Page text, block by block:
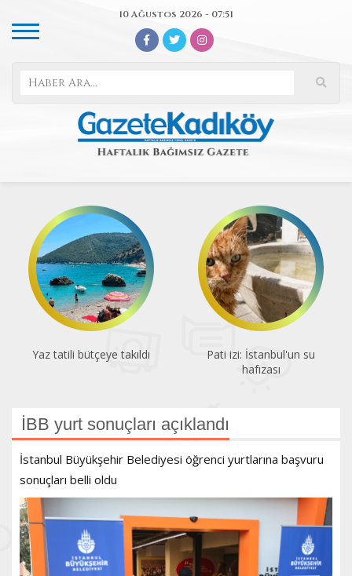
10 Ağustos 2026 - 07:51
Yaz tatili bütçeye takıldı
Pati izi: İstanbul'un su
hafızası
İBB yurt sonuçları açıklandı
İstanbul Büyükşehir Belediyesi öğrenci yurtlarına başvuru
sonuçları belli oldu